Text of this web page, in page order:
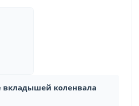
вкладышей коленвала